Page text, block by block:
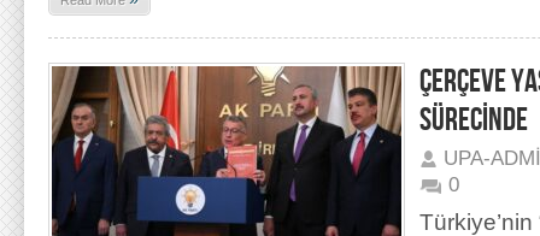
ÇERÇEVE
SÜRECİNDE
UPA-
0
Türkiye’nin